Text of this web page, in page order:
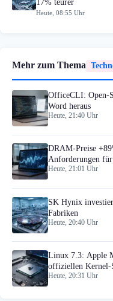
17% teurer
Heute, 08:55 Uhr
Mehr zum Thema
OfficeCLI: Open-
Word heraus
Heute, 21:40 Uhr
DRAM-Preise
Anforderungen
Heute, 21:01 Uhr
SK Hynix
Fabriken
Heute, 20:40 Uhr
Linux 7.3: Apple
offiziellen Kernel-
Heute, 20:31 Uhr